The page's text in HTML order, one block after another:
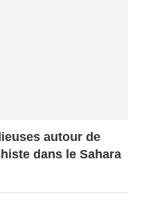
autour de
dans le Sahara